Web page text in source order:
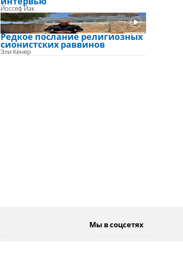
интервью
Йоссеф Йак
Редкое послание религиозных
сионистских раввинов
Эли Кенер
Мы в соцсетях